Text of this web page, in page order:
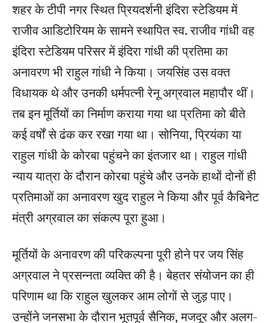
शहर के टीपी नगर स्थित प्रियदर्शनी इंदिरा स्टेडियम में
राजीव आडिटोरियम के सामने स्थापित स्व. राजीव गांधी वह
इंदिरा स्टेडियम परिसर में इंदिरा गांधी की प्रतिमा का
अनावरण भी राहुल गांधी ने किया। जयसिंह उस वक्त
विधायक थे और उनकी धर्मपत्नी रेनू अग्रवाल महापौर थीं।
तब इन मूर्तियों का निर्माण कराया गया था प्रतिमा को बीते
कई वर्षों से ढंक कर रखा गया था। सोनिया, प्रियंका या
राहुल गांधी के कोरबा पहुंचने का इंतजार था। राहुल गांधी
न्याय यात्रा के दौरान कोरबा पहुंचे और उनके हाथों दोनों ही
प्रतिमाओं का अनावरण खुद राहुल ने किया और पूर्व कैबिनेट
मंत्री अग्रवाल का संकल्प पूरा हुआ।
मूर्तियों के अनावरण की परिकल्पना पूरी होने पर जय सिंह
अग्रवाल ने प्रसन्नता व्यक्ति की है। बेहतर संयोजन का ही
परिणाम था कि राहुल खुलकर आम लोगों से जुड़ पाए।
उन्होंने जनसभा के दौरान भूतपूर्व सैनिक, मजदूर और अलग-